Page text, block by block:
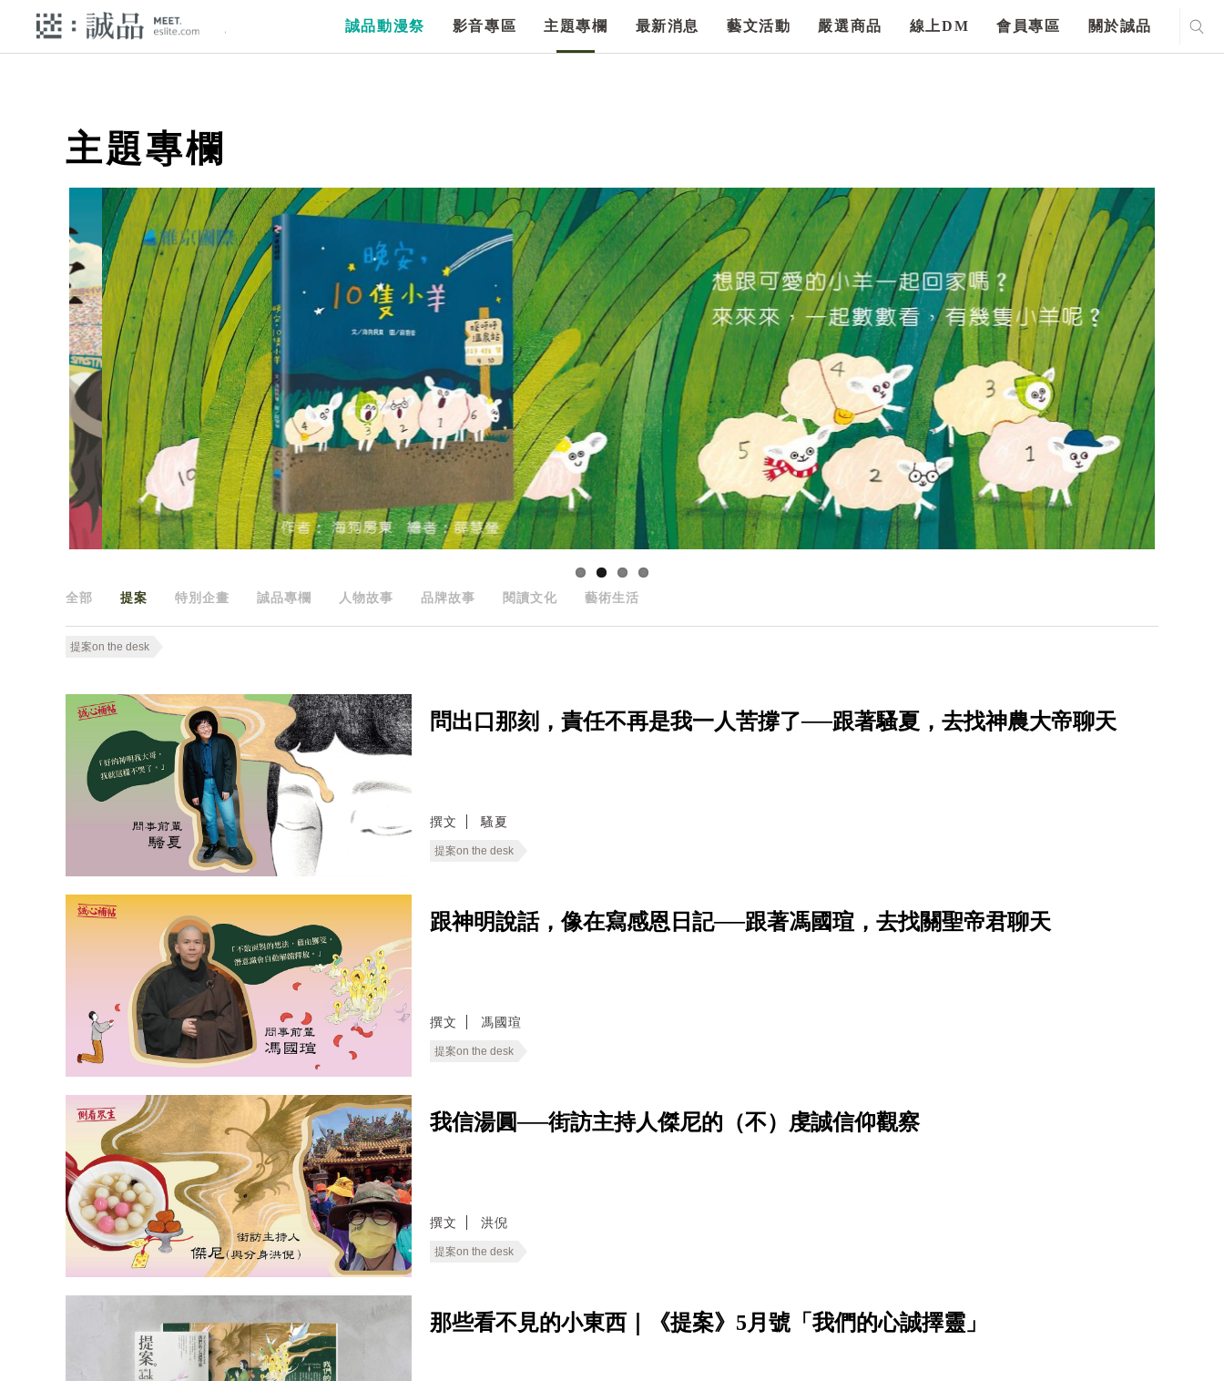
誠品動漫祭 影音專區 主題專欄 最新消息 藝文活動 嚴選商品 線上DM 會員專區 關於誠品
主題專欄
全部 提案 特別企畫 誠品專欄 人物故事 品牌故事 閱讀文化 藝術生活
提案on the desk
問出口那刻，責任不再是我一人苦撐了──跟著騷夏，去找神農大帝聊天
撰文 騷夏
提案on the desk
跟神明說話，像在寫感恩日記──跟著馮國瑄，去找關聖帝君聊天
撰文 馮國瑄
提案on the desk
我信湯圓──街訪主持人傑尼的（不）虔誠信仰觀察
撰文 洪倪
提案on the desk
那些看不見的小東西｜《提案》5月號「我們的心誠擇靈」